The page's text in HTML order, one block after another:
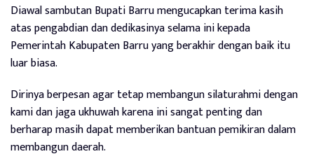
Diawal sambutan Bupati Barru mengucapkan terima kasih
atas pengabdian dan dedikasinya selama ini kepada
Pemerintah Kabupaten Barru yang berakhir dengan baik itu
luar biasa.
Dirinya berpesan agar tetap membangun silaturahmi dengan
kami dan jaga ukhuwah karena ini sangat penting dan
berharap masih dapat memberikan bantuan pemikiran dalam
membangun daerah.